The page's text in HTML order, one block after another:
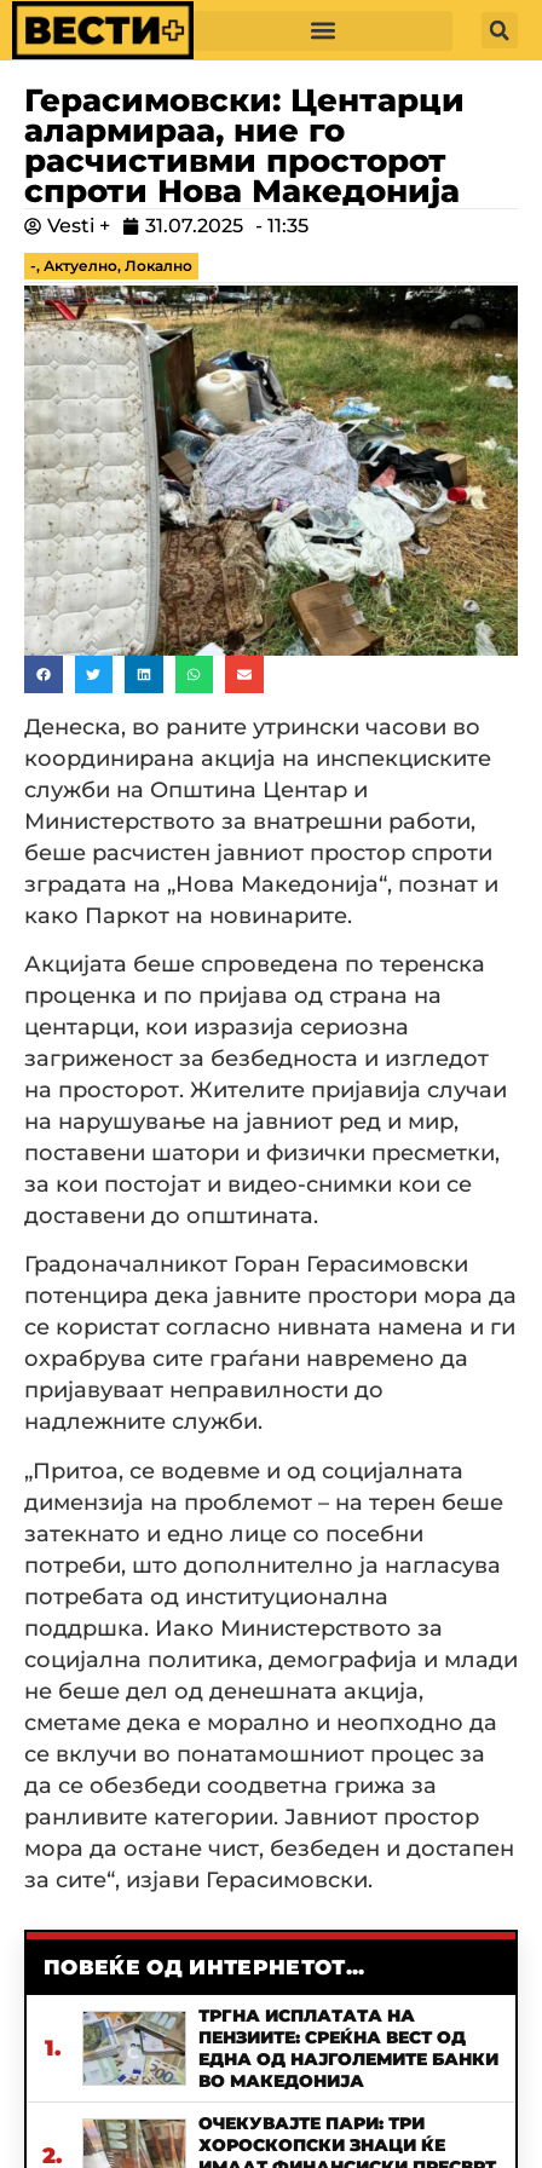
Герасимовски: Центарци
алармираа, ние го
расчистивми просторот
спроти Нова Македонија
Vesti + 31.07.2025 - 11:35
-, Актуелно, Локално
Денеска, во раните утрински часови во
координирана акција на инспекциските
служби на Општина Центар и
Министерството за внатрешни работи,
беше расчистен јавниот простор спроти
зградата на „Нова Македонија“, познат и
како Паркот на новинарите.
Акцијата беше спроведена по теренска
проценка и по пријава од страна на
центарци, кои изразија сериозна
загриженост за безбедноста и изгледот
на просторот. Жителите пријавија случаи
на нарушување на јавниот ред и мир,
поставени шатори и физички пресметки,
за кои постојат и видео-снимки кои се
доставени до општината.
Градоначалникот Горан Герасимовски
потенцира дека јавните простори мора да
се користат согласно нивната намена и ги
охрабрува сите граѓани навремено да
пријавуваат неправилности до
надлежните служби.
„Притоа, се водевме и од социјалната
димензија на проблемот – на терен беше
затекнато и едно лице со посебни
потреби, што дополнително ја нагласува
потребата од институционална
поддршка. Иако Министерството за
социјална политика, демографија и млади
не беше дел од денешната акција,
сметаме дека е морално и неопходно да
се вклучи во понатамошниот процес за
да се обезбеди соодветна грижа за
ранливите категории. Јавниот простор
мора да остане чист, безбеден и достапен
за сите“, изјави Герасимовски.
ПОВЕЌЕ ОД ИНТЕРНЕТОТ...
1.
ТРГНА ИСПЛАТАТА НА
ПЕНЗИИТЕ: СРЕЌНА ВЕСТ ОД
ЕДНА ОД НАЈГОЛЕМИТЕ БАНКИ
ВО МАКЕДОНИЈА
2.
ОЧЕКУВАЈТЕ ПАРИ: ТРИ
ХОРОСКОПСКИ ЗНАЦИ ЌЕ